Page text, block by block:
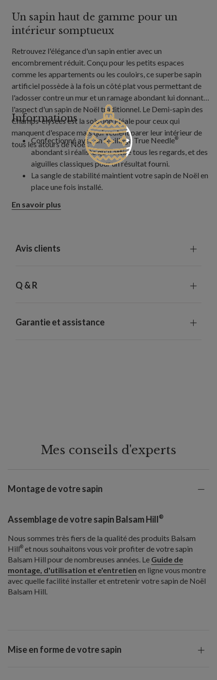
Un sapin haut de gamme pour un
intérieur somptueux
Retrouvez l'élégance d'un sapin entier avec un
encombrement réduit. Conçu pour les petits espaces
comme les appartements ou les couloirs, ce superbe sapin
artificiel possède à la fois un côté plat vous permettant de
l'adosser contre un mur et un ramage abondant lui donnant
l'aspect d'un sapin de Noël traditionnel. Le Demi-sapin des
Champs-élysées est la solution idéale pour ceux qui
manquent d'espace mais qui veulent parer leur intérieur de
tous les atours de Noël.
Informations
Confectionné avec un feuillage True Needle®
abondant si réaliste qu'il attire tous les regards, et des
aiguilles classiques pour un résultat fourni.
La sangle de stabilité maintient votre sapin de Noël en
place une fois installé.
En savoir plus
Avis clients
Q & R
Garantie et assistance
Mes conseils d'experts
Montage de votre sapin
Assemblage de votre sapin Balsam Hill®
Nous sommes très fiers de la qualité des produits Balsam
Hill® et nous souhaitons vous voir profiter de votre sapin
Balsam Hill pour de nombreuses années. Le Guide de
montage, d'utilisation et e'entretien en ligne vous montre
avec quelle facilité installer et entretenir votre sapin de Noël
Balsam Hill.
Mise en forme de votre sapin